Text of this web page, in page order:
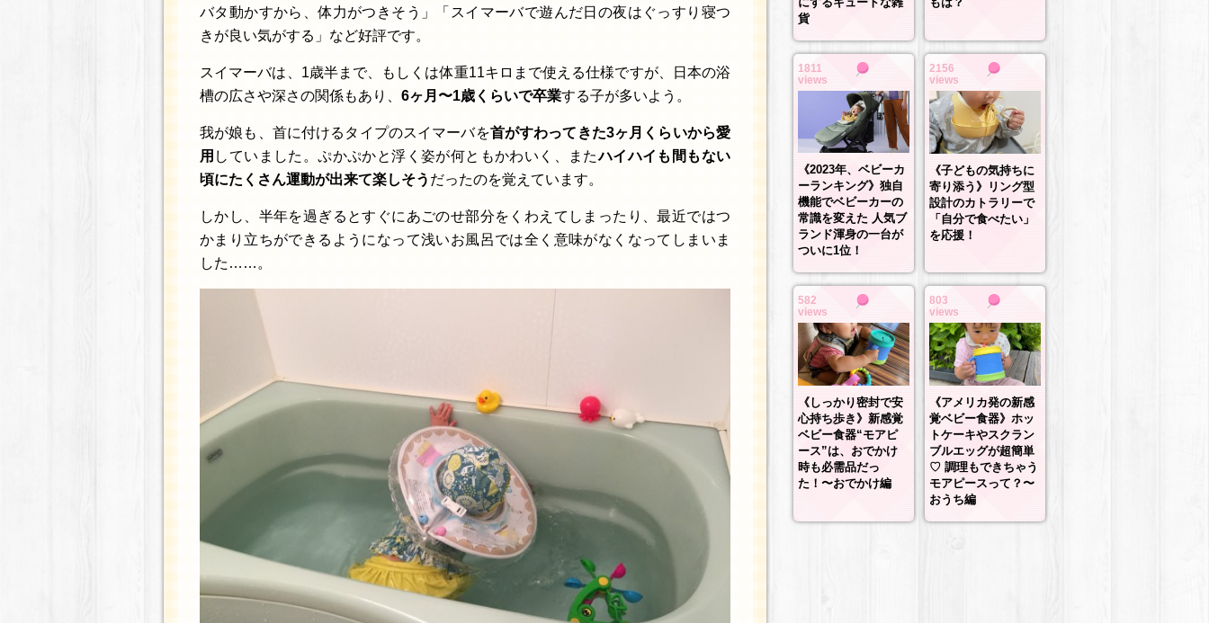
バタ動かすから、体力がつきそう」「スイマーバで遊んだ日の夜はぐっすり寝つ
きが良い気がする」など好評です。
スイマーバは、1歳半まで、もしくは体重11キロまで使える仕様ですが、日本の浴
槽の広さや深さの関係もあり、 6ヶ月〜1歳くらいで卒業する子が多いよう。
我が娘も、首に付けるタイプのスイマーバを首がすわってきた3ヶ月くらいから愛
用 していました。ぷかぷかと浮く姿が何ともかわいく、またハイハイも間もない
頃にたくさん運動が出来て楽しそう だったのを覚えています。
しかし、半年を過ぎるとすぐにあごのせ部分をくわえてしまったり、最近ではつ
かまり立ちができるようになって浅いお風呂では全く意味がなくなってしまいま
した……。
貨
1811
views
《2023年、ベビーカ
ーランキング》独自
機能でベビーカーの
常識を変えた 人気ブ
ランド渾身の一台が
ついに1位！
2156
views
《子どもの気持ちに
寄り添う》リング型
設計のカトラリーで
「自分で食べたい」
を応援！
582
views
《しっかり密封で安
心持ち歩き》新感覚
ベビー食器“モアピ
ース”は、おでかけ
時も必需品だっ
た！〜おでかけ編
803
views
《アメリカ発の新感
覚ベビー食器》ホッ
トケーキやスクラン
ブルエッグが超簡単
♡ 調理もできちゃう
モアピースって？〜
おうち編